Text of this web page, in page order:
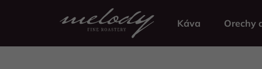
Káva Orechy
í
do
do